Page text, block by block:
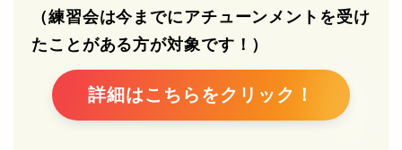
（練習会は今までにアチューンメントを受け
たことがある方が対象です！）
詳細はこちらをクリック！